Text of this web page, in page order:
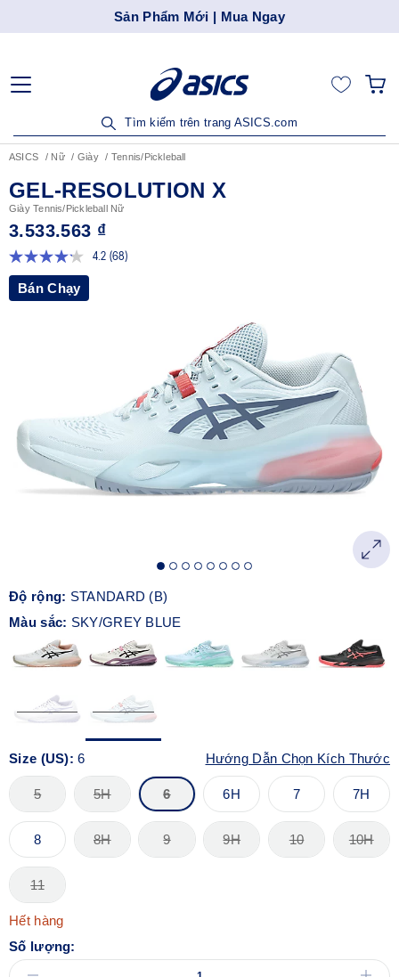
Sản Phẩm Mới | Mua Ngay
Tìm kiếm trên trang ASICS.com
ASICS Nữ Giày Tennis/Pickleball
GEL-RESOLUTION X
Giày Tennis/Pickleball Nữ
3.533.563 ₫
4.2 Đọc
(68)
Bán Chạy
Độ rộng: STANDARD (B)
Màu sắc: SKY/GREY BLUE
Size (US):6 Hướng Dẫn Chọn Kích Thước
5 5H 6 6H 7 7H
8 8H 9 9H 10 10H
11
Hết hàng
Số lượng: